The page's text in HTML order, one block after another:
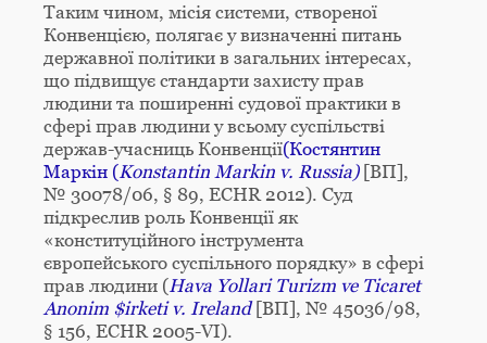
Таким чином, місія системи, створеної
Конвенцією, полягає у визначенні питань
державної політики в загальних інтересах,
що підвищує стандарти захисту прав
людини та поширенні судової практики в
сфері прав людини у всьому суспільстві
держав-учасниць Конвенції(Костянтин
Маркін (Konstantin Markin v. Russia) [ВП],
№ 30078/06, § 89, ECHR 2012). Суд
підкреслив роль Конвенції як
«конституційного інструмента
європейського суспільного порядку» в сфері
прав людини (Hava Yollari Turizm ve Ticaret
Anonim $irketi v. Ireland [ВП], № 45036/98,
§ 156, ECHR 2005-VI).